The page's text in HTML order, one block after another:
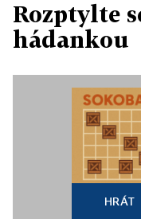
Rozptylte
hádankou
HRÁT